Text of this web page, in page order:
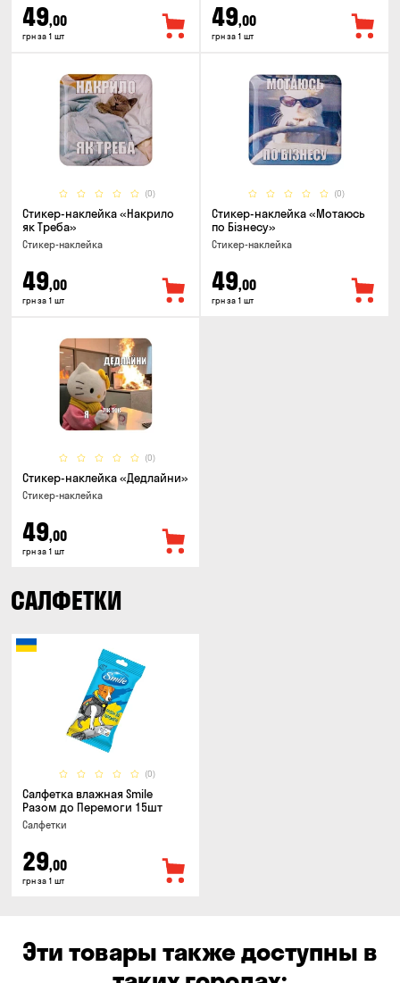
49,00
грн за 1 шт
49,00
грн за 1 шт
(0)
Стикер-наклейка «Накрило
як Треба»
Стикер-наклейка
49,00
грн за 1 шт
(0)
Стикер-наклейка «Мотаюсь
по Бізнесу»
Стикер-наклейка
49,00
грн за 1 шт
(0)
Стикер-наклейка «Дедлайни»
Стикер-наклейка
49,00
грн за 1 шт
САЛФЕТКИ
(0)
Салфетка влажная Smile
Разом до Перемоги 15шт
Салфетки
29,00
грн за 1 шт
Эти товары также доступны в